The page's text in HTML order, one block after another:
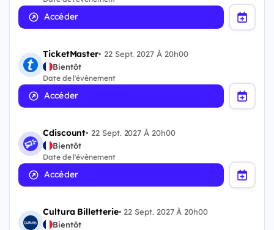
Accéder
TicketMaster• 22 Sept. 2027 À 20h00
Bientôt
Date de l'évènement
Accéder
Cdiscount• 22 Sept. 2027 À 20h00
Bientôt
Date de l'évènement
Accéder
Cultura Billetterie• 22 Sept. 2027 À 20h00
Bientôt